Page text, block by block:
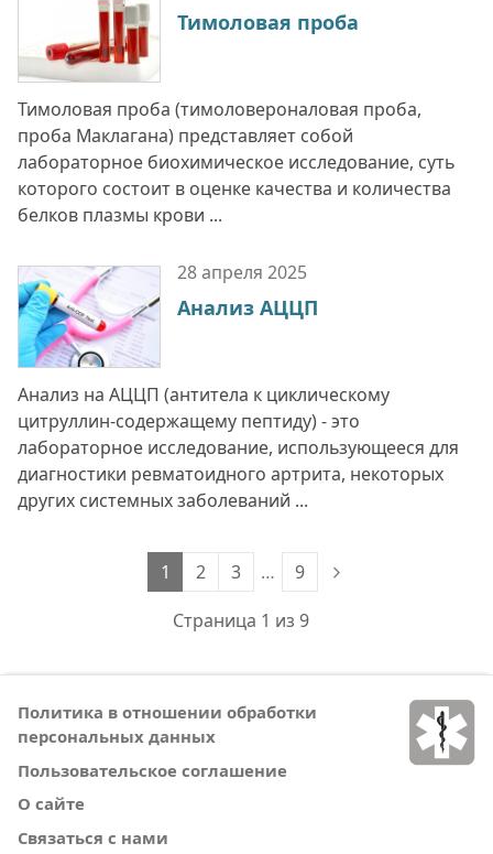
Тимоловая проба
Тимоловая проба (тимоловероналовая проба,
проба Маклагана) представляет собой
лабораторное биохимическое исследование, суть
которого состоит в оценке качества и количества
белков плазмы крови ...
28 апреля 2025
Анализ АЦЦП
Анализ на АЦЦП (антитела к циклическому
цитруллин-содержащему пептиду) - это
лабораторное исследование, использующееся для
диагностики ревматоидного артрита, некоторых
других системных заболеваний ...
Страница 1 из 9
1 2 3 … 9
Политика в отношении обработки
персональных данных
Пользовательское соглашение
О сайте
Связаться с нами